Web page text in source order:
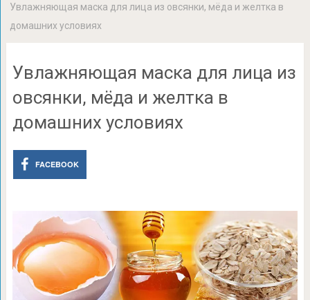
Увлажняющая маска для лица из овсянки, мёда и желтка в
домашних условиях
Увлажняющая маска для лица из
овсянки, мёда и желтка в
домашних условиях
FACEBOOK